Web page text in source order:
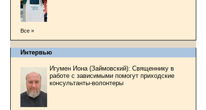
Все »
Интервью
Игумен Иона (Займовский): Священнику в
работе с зависимыми помогут приходские
консультанты-волонтеры